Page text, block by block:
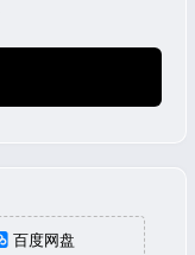
百度网盘